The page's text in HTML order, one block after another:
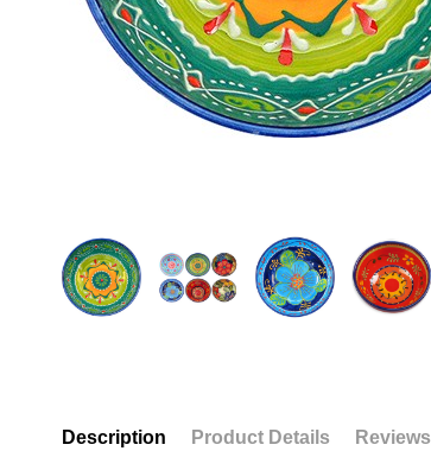
Description Product Details Reviews